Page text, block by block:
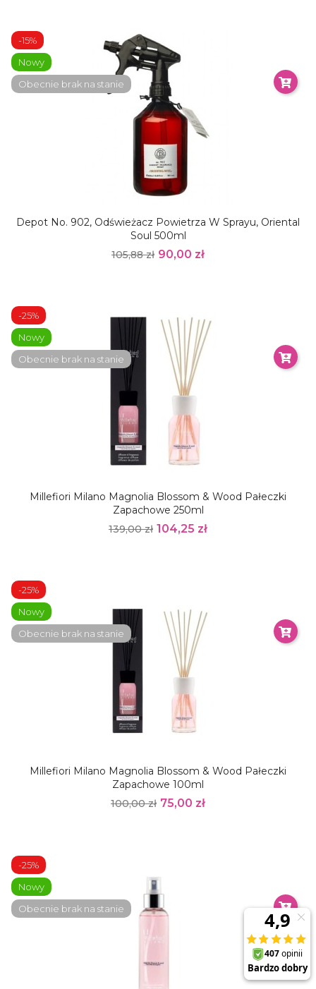
Depot No. 902, Odświeżacz Powietrza W Sprayu, Oriental
Soul 500ml
105,88 zł 90,00 zł
-15%
Nowy
Obecnie brak na stanie
Millefiori Milano Magnolia Blossom & Wood Pałeczki
Zapachowe 250ml
139,00 zł 104,25 zł
-25%
Nowy
Obecnie brak na stanie
Millefiori Milano Magnolia Blossom & Wood Pałeczki
Zapachowe 100ml
100,00 zł 75,00 zł
-25%
Nowy
Obecnie brak na stanie
-25%
Nowy
Obecnie brak na stanie